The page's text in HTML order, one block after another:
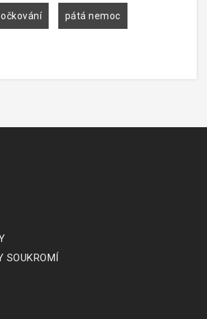
očkování pátá nemoc
SOUKROMÍ